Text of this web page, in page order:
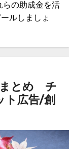
らの助成金を活
ルしましょ
まとめ チ
ト広告/創